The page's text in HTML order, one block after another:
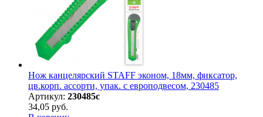
Нож канцелярский STAFF эконом, 18мм, фиксатор,
цв.корп. ассорти, упак. с европодвесом, 230485
Артикул: 230485с
34,05 руб.